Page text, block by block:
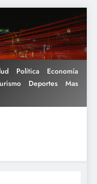
Política
Economía
Deportes Mas